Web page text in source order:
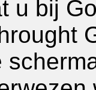
u bij